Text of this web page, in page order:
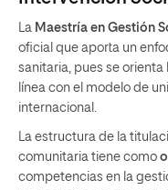
La Maestría en Gestión
oficial que aporta un
sanitaria, pues se
línea con el modelo de
internacional.
La estructura de la
comunitaria tiene como
competencias en la